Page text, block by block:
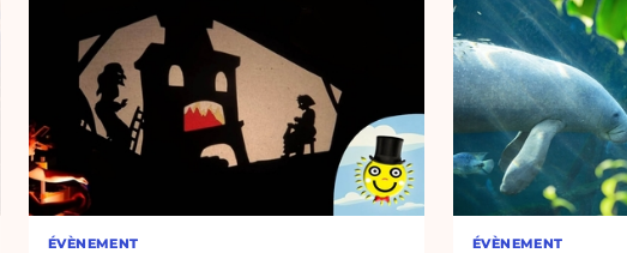
ÉVÈNEMENT ÉVÈNEMENT